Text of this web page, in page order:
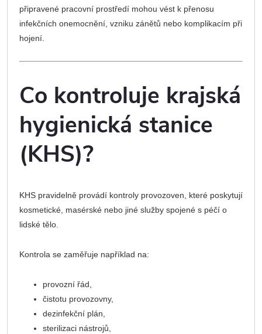
připravené pracovní prostředí mohou vést k přenosu
infekčních onemocnění, vzniku zánětů nebo komplikacím při
hojení.
Co kontroluje krajská
hygienická stanice
(KHS)?
KHS pravidelně provádí kontroly provozoven, které poskytují
kosmetické, masérské nebo jiné služby spojené s péčí o
lidské tělo.
Kontrola se zaměřuje například na:
provozní řád,
čistotu provozovny,
dezinfekční plán,
sterilizaci nástrojů,